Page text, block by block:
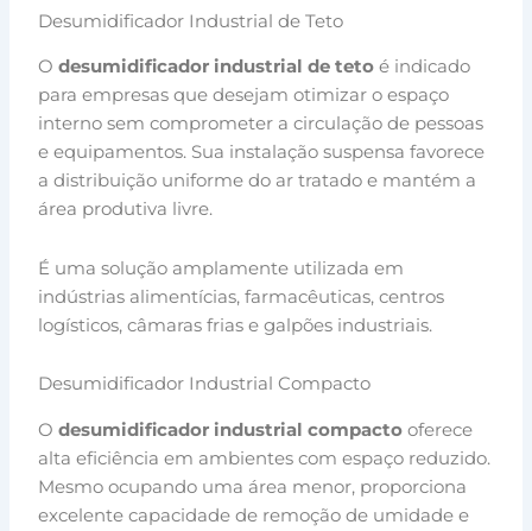
Desumidificador Industrial de Teto
Odesumidificador industrial de teto é indicado
para empresas que desejam otimizar o espaço
interno sem comprometer a circulação de pessoas
e equipamentos. Sua instalação suspensa favorece
a distribuição uniforme do ar tratado e mantém a
área produtiva livre.
É uma solução amplamente utilizada em
indústrias alimentícias, farmacêuticas, centros
logísticos, câmaras frias e galpões industriais.
Desumidificador Industrial Compacto
Odesumidificador industrial compacto oferece
alta eficiência em ambientes com espaço reduzido.
Mesmo ocupando uma área menor, proporciona
excelente capacidade de remoção de umidade e